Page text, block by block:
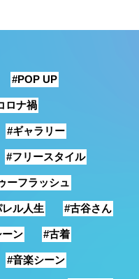
#POP UP
ロナ禍
#ギャラリー
#フリースタイル
ーフラッシュ
ル人生 #古谷さん
ン #古着
#音楽シーン